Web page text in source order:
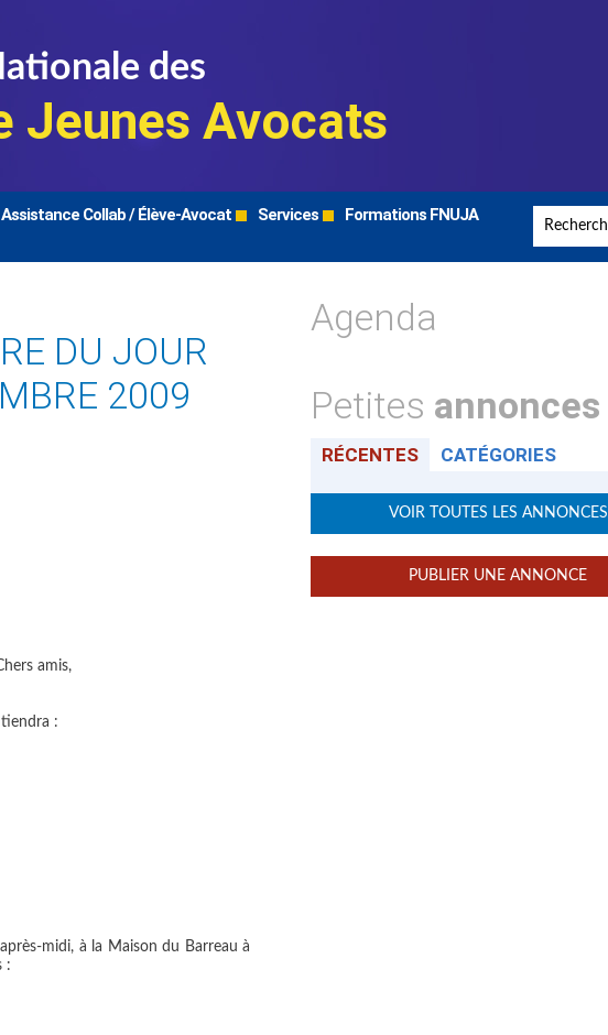
des
Jeunes Avocats
Assistance Collab / Élève-Avocat Services
Formations FNUJA
DU JOUR
2009
amis,
:
midi, à la Maison du Barreau à
:
Agenda
Petites annonces
RÉCENTES CATÉGORIES
VOIR TOUTES LES ANNONCES
PUBLIER UNE ANNONCE